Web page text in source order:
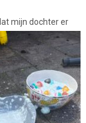
mijn dochter er